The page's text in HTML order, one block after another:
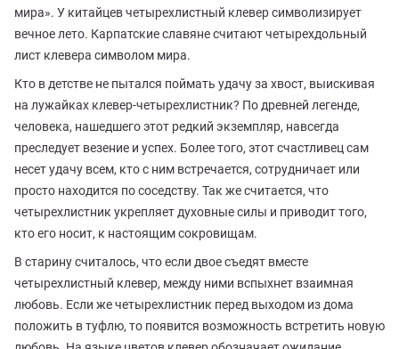
мира». У китайцев четырехлистный клевер символизирует
вечное лето. Карпатские славяне считают четырехдольный
лист клевера символом мира.
Кто в детстве не пытался поймать удачу за хвост, выискивая
на лужайках клевер-четырехлистник? По древней легенде,
человека, нашедшего этот редкий экземпляр, навсегда
преследует везение и успех. Более того, этот счастливец сам
несет удачу всем, кто с ним встречается, сотрудничает или
просто находится по соседству. Так же считается, что
четырехлистник укрепляет духовные силы и приводит того,
кто его носит, к настоящим сокровищам.
В старину считалось, что если двое съедят вместе
четырехлистный клевер, между ними вспыхнет взаимная
любовь. Если же четырехлистник перед выходом из дома
положить в туфлю, то появится возможность встретить новую